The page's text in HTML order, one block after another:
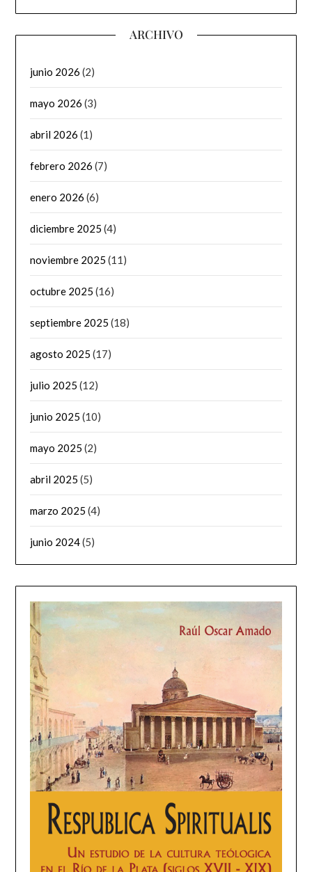
ARCHIVO
junio 2026 (2)
mayo 2026 (3)
abril 2026 (1)
febrero 2026 (7)
enero 2026 (6)
diciembre 2025 (4)
noviembre 2025 (11)
octubre 2025 (16)
septiembre 2025 (18)
agosto 2025 (17)
julio 2025 (12)
junio 2025 (10)
mayo 2025 (2)
abril 2025 (5)
marzo 2025 (4)
junio 2024(5)